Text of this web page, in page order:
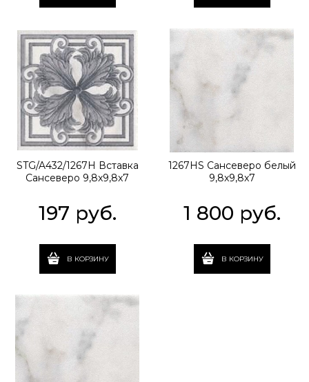
STG/A432/1267H Вставка
Сансеверо 9,8x9,8x7
197 руб.
В КОРЗИНУ
1267HS Сансеверо белый
9,8x9,8x7
1 800 руб.
В КОРЗИНУ